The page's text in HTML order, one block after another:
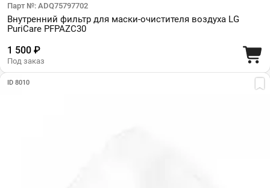
Парт №: ADQ75797702
Внутренний фильтр для маски-очистителя воздуха LG
PuriCare PFPAZC30
1 500 ₽
Под заказ
ID 8010